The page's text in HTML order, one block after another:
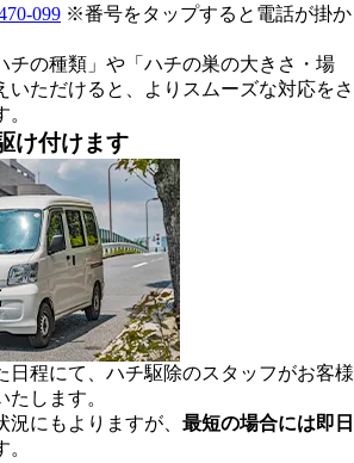
099 ※番号をタップすると電話が掛か
チの種類」や「ハチの巣の大きさ・場
いただけると、よりスムーズな対応をさ
け付けます
日程にて、ハチ駆除のスタッフがお客様
します。
況にもよりますが、 最短の場合には即日
。